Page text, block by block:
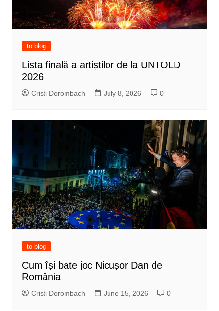
to blog
Lista finală a artiștilor de la UNTOLD
2026
Cristi Dorombach July 8, 2026 0
to blog
Cum își bate joc Nicușor Dan de
România
Cristi Dorombach June 15, 2026 0